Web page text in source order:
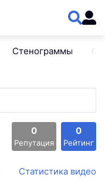
Стенограммы
0
Репутация
0
Рейтинг
Статистика видео